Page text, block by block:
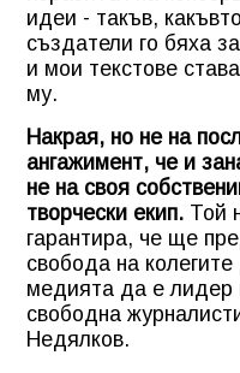
идеи - такъв,
създатели го бяха
и мои текстове
му.
Накрая, но не на
ангажимент, че и
не на своя
творчески екип. Той
гарантира, че ще
свобода на
медията да е лидер
свободна
Недялков.